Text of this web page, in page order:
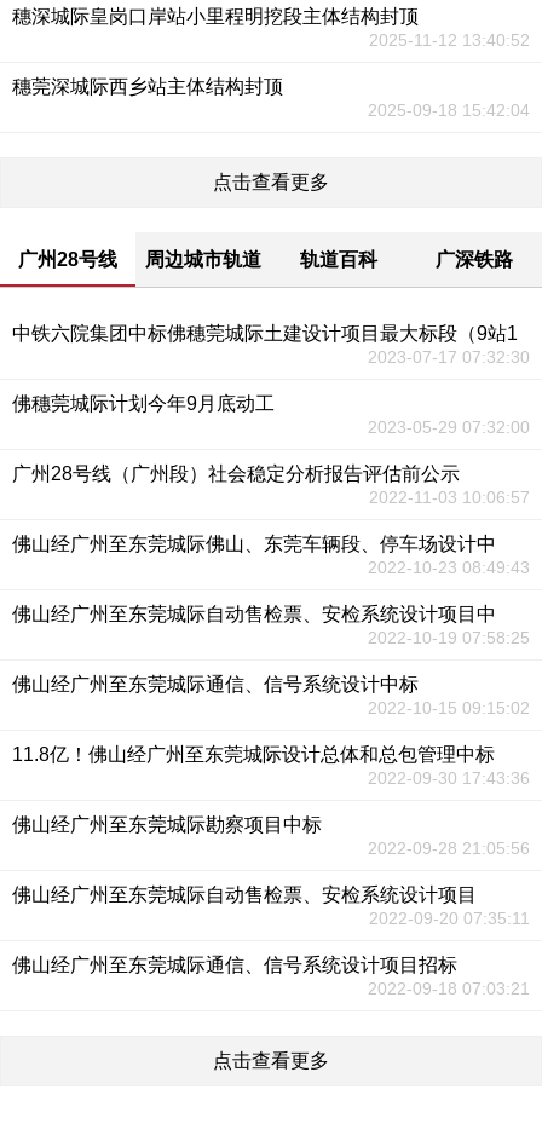
穗深城际皇岗口岸站小里程明挖段主体结构封顶
2025-11-12 13:40:52
穗莞深城际西乡站主体结构封顶
2025-09-18 15:42:04
点击查看更多
广州28号线 周边城市轨道 轨道百科 广深铁路
中铁六院集团中标佛穗莞城际土建设计项目最大标段（9站1
2023-07-17 07:32:30
佛穗莞城际计划今年9月底动工
2023-05-29 07:32:00
广州28号线（广州段）社会稳定分析报告评估前公示
2022-11-03 10:06:57
佛山经广州至东莞城际佛山、东莞车辆段、停车场设计中
2022-10-23 08:49:43
佛山经广州至东莞城际自动售检票、安检系统设计项目中
2022-10-19 07:58:25
佛山经广州至东莞城际通信、信号系统设计中标
2022-10-15 09:15:02
11.8亿！佛山经广州至东莞城际设计总体和总包管理中标
2022-09-30 17:43:36
佛山经广州至东莞城际勘察项目中标
2022-09-28 21:05:56
佛山经广州至东莞城际自动售检票、安检系统设计项目
2022-09-20 07:35:11
佛山经广州至东莞城际通信、信号系统设计项目招标
2022-09-18 07:03:21
点击查看更多